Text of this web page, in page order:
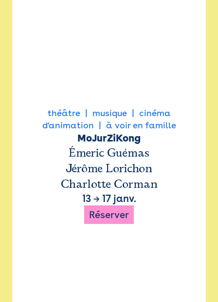
théâtre musique
cinéma
d'animation
à voir en famille
MoJurZiKong
Émeric Guémas
Jérôme Lorichon
Charlotte Corman
13→ 17 janv.
Réserver